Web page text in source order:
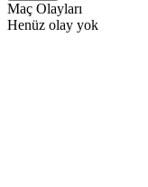
Maç Olayları
Henüz olay yok